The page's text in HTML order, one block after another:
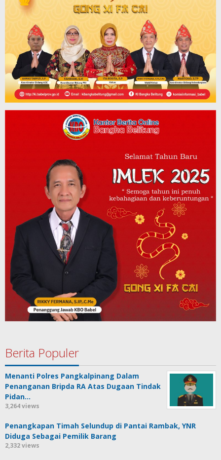
Berita Populer
Menanti Polres Pangkalpinang Dalam
Penanganan Bripda RA Atas Dugaan Tindak
Pidan…
3,264 views
Penangkapan Timah Selundup di Pantai Rambak, YNR
Diduga Sebagai Pemilik Barang
2,332 views